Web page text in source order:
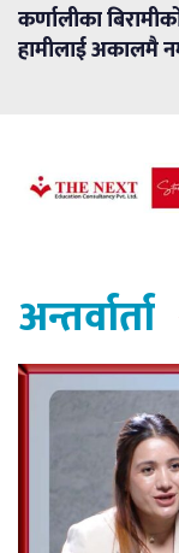
कर्णालीका
हामीलाई अकालमै
अन्तर्वार्ता